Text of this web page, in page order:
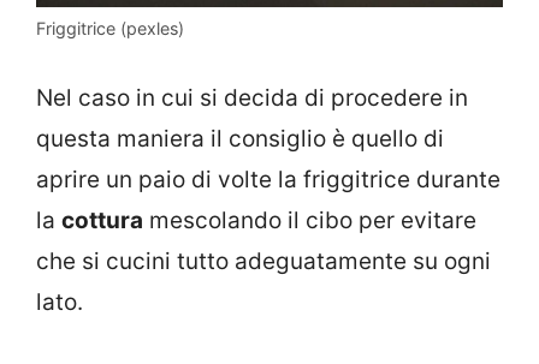
Friggitrice (pexles)
Nel caso in cui si decida di procedere in
questa maniera il consiglio è quello di
aprire un paio di volte la friggitrice durante
la cottura mescolando il cibo per evitare
che si cucini tutto adeguatamente su ogni
lato.